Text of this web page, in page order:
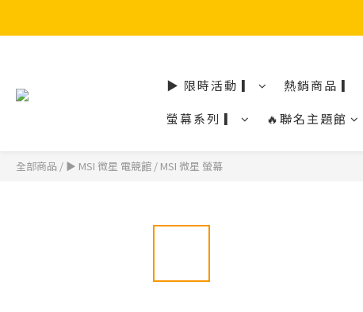
▶ 限時活動 ▎ 熱銷商品 ▎
螢幕系列 ▎
🔥聯名主題館
全部商品 / ▶ MSI 微星 電競館 / MSI 微星 螢幕